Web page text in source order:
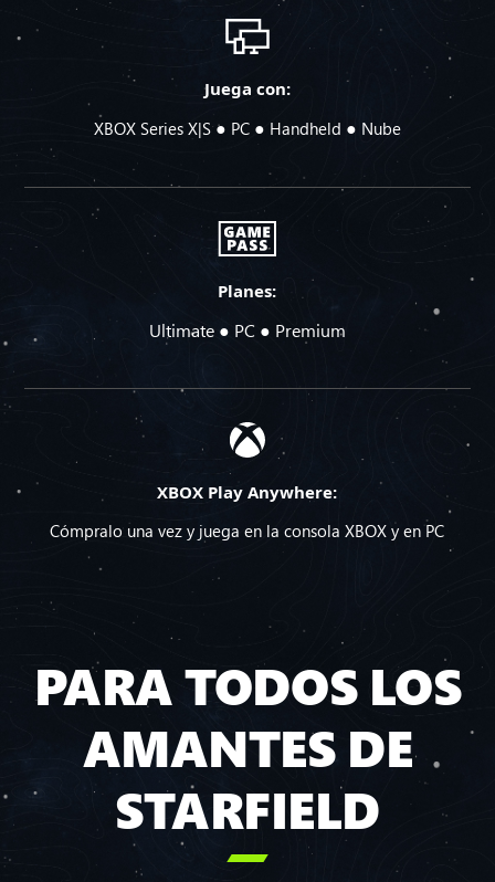
Juega con:
XBOX Series X|S● PC ● Handheld ● Nube
Planes:
Ultimate ● PC ● Premium
XBOX Play Anywhere:
Cómpralo una vez y juega en la consola XBOX y en PC
PARA TODOS LOS
AMANTES DE
STARFIELD
